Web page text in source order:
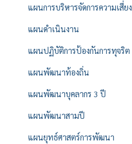
แผนการบริหารจัดการความเสี่ยง
แผนดำเนินงาน
แผนปฏิบัติการป้องกันการทุจริต
แผนพัฒนาท้องถิ่น
แผนพัฒนาบุคลากร 3 ปี
แผนพัฒนาสามปี
แผนยุทธ์ศาสตร์การพัฒนา